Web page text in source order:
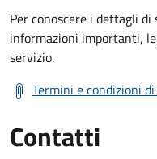
Per conoscere i dettagli
informazioni importanti,
servizio.
Termini e condizioni
Contatti